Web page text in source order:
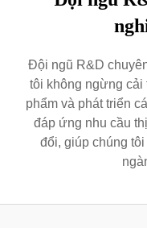
Đội ngũ R&D
tôi không ngừng cải
phẩm và phát triển
đáp ứng nhu cầu
đổi, giúp chúng